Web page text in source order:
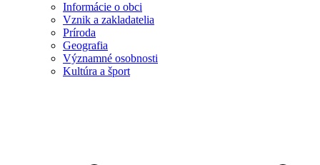
Informácie o obci
Vznik a zakladatelia
Príroda
Geografia
Významné osobnosti
Kultúra a šport